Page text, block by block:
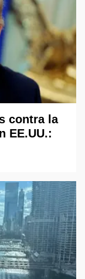
contra la
EE.UU.: